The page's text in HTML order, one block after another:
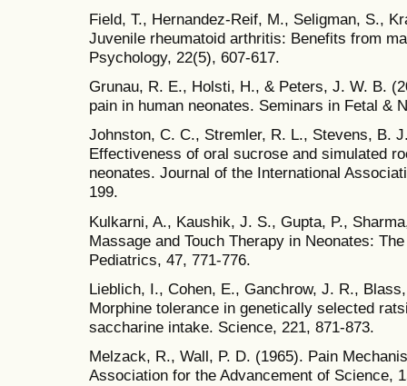
Field, T., Hernandez-Reif, M., Seligman, S.,
Juvenile rheumatoid arthritis: Benefits from
Psychology, 22(5), 607-617.
Grunau, R. E., Holsti, H., & Peters, J. W. B.
pain in human neonates. Seminars in Fetal &
Johnston, C. C., Stremler, R. L., Stevens, B.
Effectiveness of oral sucrose and simulated
neonates. Journal of the International
199.
Kulkarni, A., Kaushik, J. S., Gupta, P.,
Massage and Touch Therapy in Neonates:
Pediatrics, 47, 771-776.
Lieblich, I., Cohen, E., Ganchrow, J. R.,
Morphine tolerance in genetically selected
saccharine intake. Science, 221, 871-873.
Melzack, R., Wall, P. D. (1965). Pain
Association for the Advancement of Science,